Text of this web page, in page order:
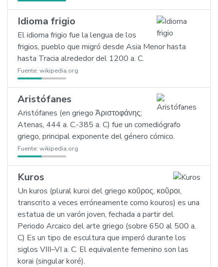
Idioma frigio
El idioma frigio fue la lengua de los
frigios, pueblo que migró desde Asia Menor hasta
hasta Tracia alrededor del 1200 a. C.
Fuente: wikipedia.org
Aristófanes
Aristófanes (en griego Ἀριστοφάνης;
Atenas, 444 a. C.-385 a. C) fue un comediógrafo
griego, principal exponente del género cómico.
Fuente: wikipedia.org
Kuros
Un kuros (plural kuroi del griego κοῦρος, κοῦροι,
transcrito a veces erróneamente como kouros) es una
estatua de un varón joven, fechada a partir del
Periodo Arcaico del arte griego (sobre 650 al 500 a.
C) Es un tipo de escultura que imperó durante los
siglos VIII–VI a. C. El equivalente femenino son las
korai (singular koré).